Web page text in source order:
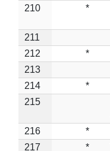
210
*
211
212
*
213
214
*
215
216
*
217
*